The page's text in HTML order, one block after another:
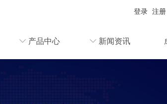
登录 注册
ꀅ 产品中心 ꀅ 新闻资讯